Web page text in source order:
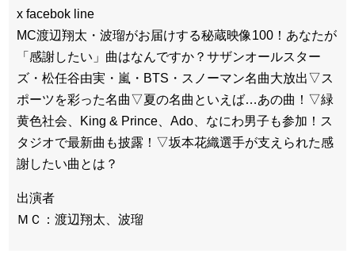
x facebok line
MC渡辺翔太・波瑠がお届けする秘蔵映像100！あなたが
「感謝したい」曲はなんですか？サザンオールスター
ズ・松任谷由実・嵐・BTS・スノーマン名曲大放出▽ス
ポーツを彩った名曲▽夏の名曲といえば…あの曲！▽緑
黄色社会、King & Prince、Ado、なにわ男子も参加！ス
タジオで最新曲も披露！▽坂本花織選手が支えられた感
謝したい曲とは？
出演者
ＭＣ：渡辺翔太、波瑠